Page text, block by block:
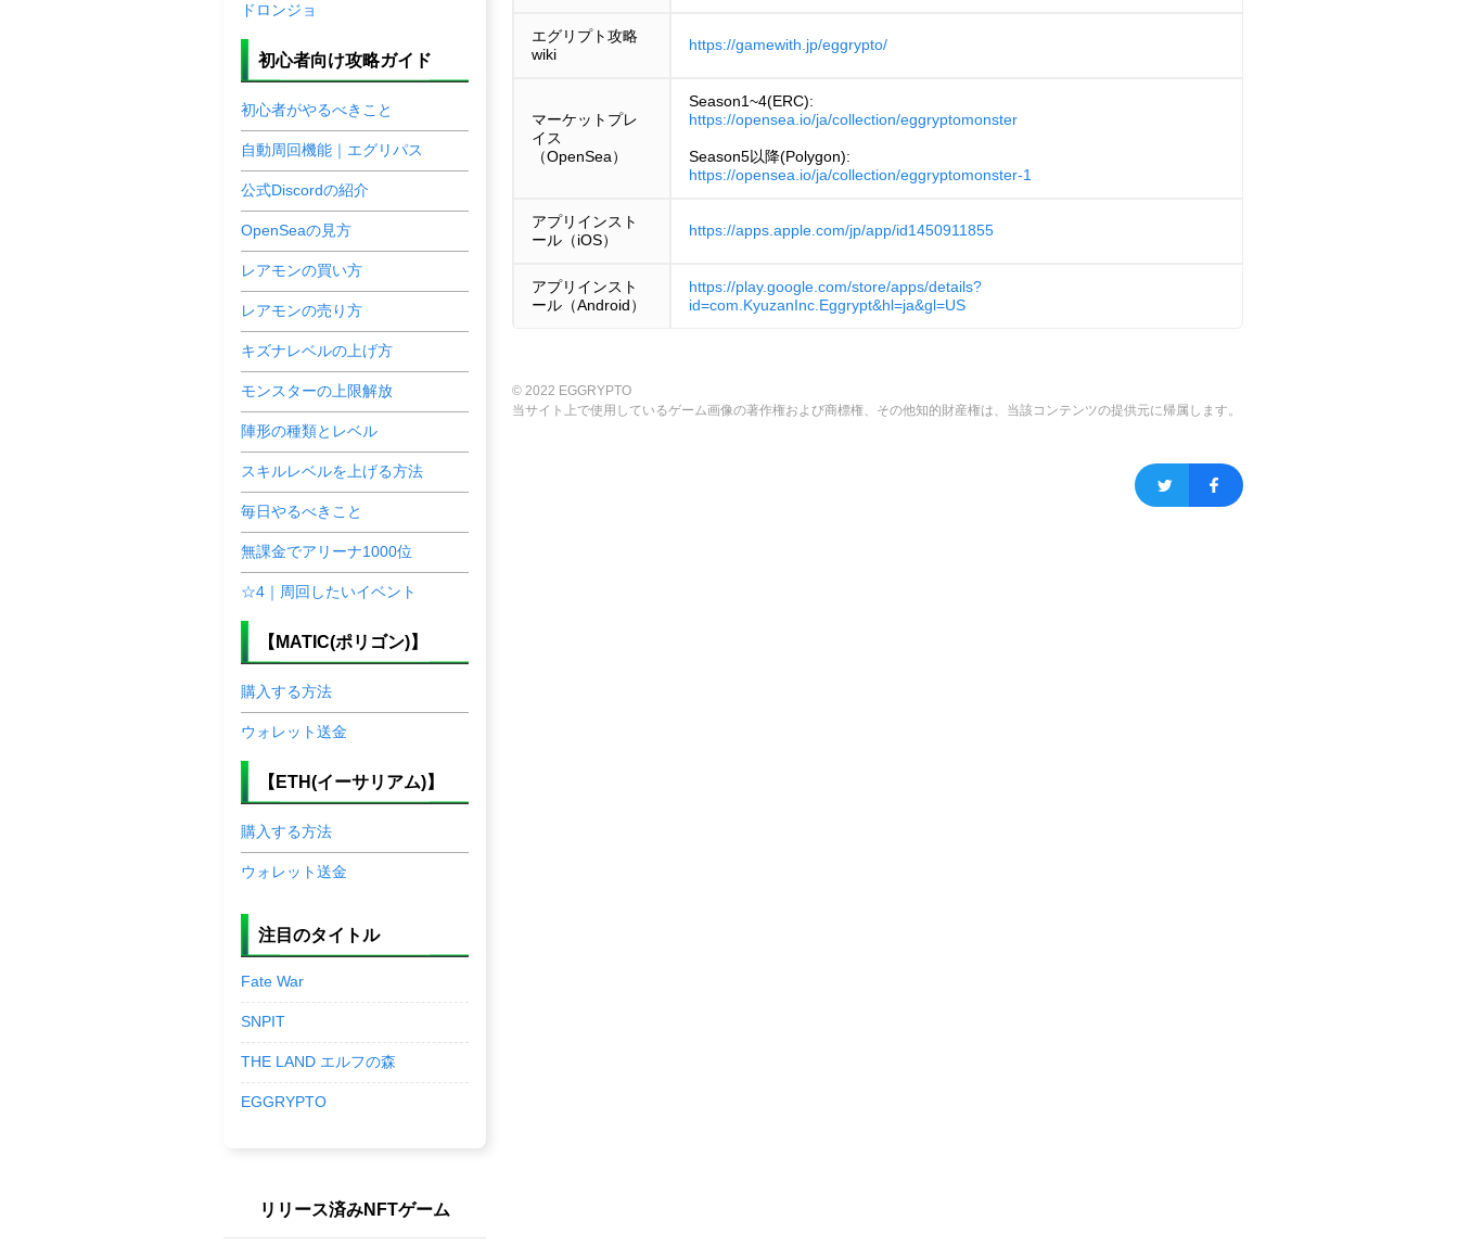
エグリプト攻略
wiki
https://gamewith.jp/eggrypto/
マーケットプレ
イス
（OpenSea）
Season1~4(ERC):
https://opensea.io/ja/collection/eggryptomonster
Season5以降(Polygon):
https://opensea.io/ja/collection/eggryptomonster-1
アプリインスト
ール（iOS）
https://apps.apple.com/jp/app/id1450911855
アプリインスト
ール（Android）
https://play.google.com/store/apps/details?
id=com.KyuzanInc.Eggrypt&hl=ja&gl=US
© 2022 EGGRYPTO
当サイト上で使用しているゲーム画像の著作権および商標権、その他知的財産権は、当該コンテンツの提供元に帰属します。
ドロンジョ
初心者向け攻略ガイド
初心者がやるべきこと
自動周回機能｜エグリパス
公式Discordの紹介
OpenSeaの見方
レアモンの買い方
レアモンの売り方
キズナレベルの上げ方
モンスターの上限解放
陣形の種類とレベル
スキルレベルを上げる方法
毎日やるべきこと
無課金でアリーナ1000位
☆4｜周回したいイベント
【MATIC(ポリゴン)】
購入する方法
ウォレット送金
【ETH(イーサリアム)】
購入する方法
ウォレット送金
注目のタイトル
Fate War
SNPIT
THE LAND エルフの森
EGGRYPTO
リリース済みNFTゲーム